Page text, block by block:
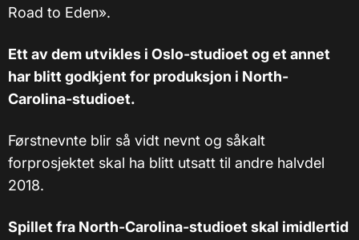
Road to Eden».
Ett av dem utvikles i Oslo-studioet og et annet
har blitt godkjent for produksjon i North-
Carolina-studioet.
Førstnevnte blir så vidt nevnt og såkalt
forprosjektet skal ha blitt utsatt til andre halvdel
2018.
Spillet fra North-Carolina-studioet skal imidlertid